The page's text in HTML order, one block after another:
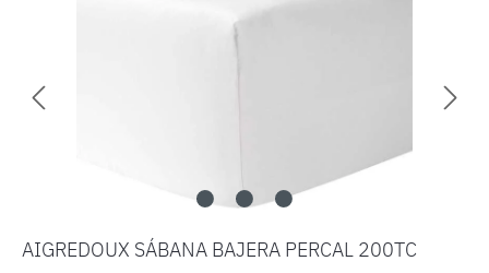
AIGREDOUX SÁBANA BAJERA PERCAL 200TC